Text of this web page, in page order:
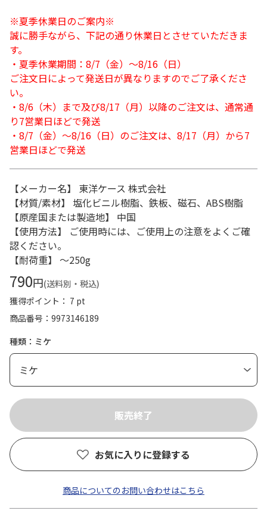
※夏季休業日のご案内※
誠に勝手ながら、下記の通り休業日とさせていただきま
す。
・夏季休業期間：8/7（金）～8/16（日）
ご注文日によって発送日が異なりますのでご了承くださ
い。
・8/6（木）まで及び8/17（月）以降のご注文は、通常通
り7営業日ほどで発送
・8/7（金）～8/16（日）のご注文は、8/17（月）から7
営業日ほどで発送
【メーカー名】 東洋ケース 株式会社
【材質/素材】 塩化ビニル樹脂、鉄板、磁石、ABS樹脂
【原産国または製造地】 中国
【使用方法】 ご使用時には、ご使用上の注意をよくご確
認ください。
【耐荷重】 ～250g
790円(送料別・税込)
獲得ポイント： 7 pt
商品番号
9973146189
種類：ミケ
お気に入りに登録する
商品についてのお問い合わせはこちら